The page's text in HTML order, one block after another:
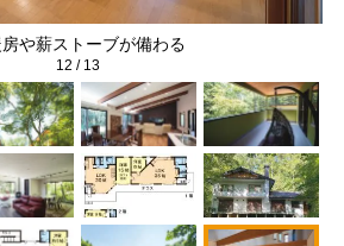
や薪ストーブが備わる
12 / 13